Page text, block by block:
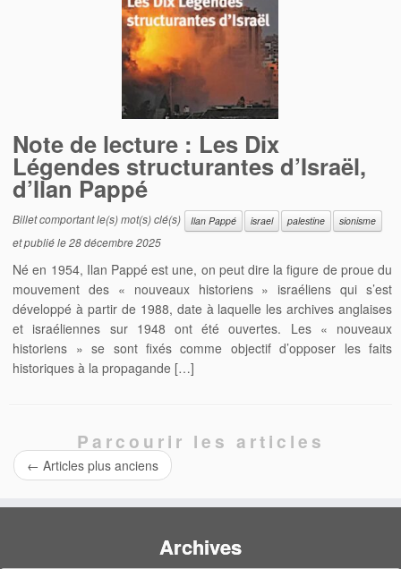
Note de lecture : Les Dix
Légendes structurantes d’Israël,
d’Ilan Pappé
Billet comportant le(s) mot(s) clé(s) Ilan Pappé israel palestine sionisme
et publié le28 décembre 2025
Né en 1954, Ilan Pappé est une, on peut dire la figure de proue du
mouvement des « nouveaux historiens » israéliens qui s’est
développé à partir de 1988, date à laquelle les archives anglaises
et israéliennes sur 1948 ont été ouvertes. Les « nouveaux
historiens » se sont fixés comme objectif d’opposer les faits
historiques à la propagande […]
Parcourir les articles
← Articles plus anciens
Archives